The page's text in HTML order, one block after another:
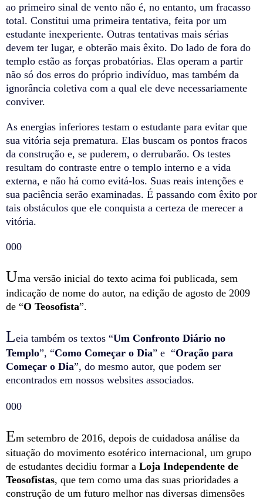
ao primeiro sinal de vento não é, no entanto, um fracasso
total. Constitui uma primeira tentativa, feita por um
estudante inexperiente. Outras tentativas mais sérias
devem ter lugar, e obterão mais êxito. Do lado de fora do
templo estão as forças probatórias. Elas operam a partir
não só dos erros do próprio indivíduo, mas também da
ignorância coletiva com a qual ele deve necessariamente
conviver.
As energias inferiores testam o estudante para evitar que
sua vitória seja prematura. Elas buscam os pontos fracos
da construção e, se puderem, o derrubarão. Os testes
resultam do contraste entre o templo interno e a vida
externa, e não há como evitá-los. Suas reais intenções e
sua paciência serão examinadas. É passando com êxito por
tais obstáculos que ele conquista a certeza de merecer a
vitória.
000
Uma versão inicial do texto acima foi publicada, sem
indicação de nome do autor, na edição de agosto de 2009
de “O Teosofista”.
Leia também os textos “Um Confronto Diário no
Templo”, “Como Começar o Dia” e “Oração para
Começar o Dia”, do mesmo autor, que podem ser
encontrados em nossos websites associados.
000
Em setembro de 2016, depois de cuidadosa análise da
situação do movimento esotérico internacional, um grupo
de estudantes decidiu formar a Loja Independente de
Teosofistas, que tem como uma das suas prioridades a
construção de um futuro melhor nas diversas dimensões